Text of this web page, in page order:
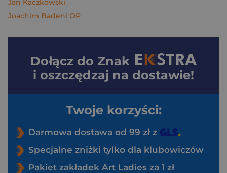
Jan Kaczkowski
Joachim Badeni OP
Dołącz do Znak
i oszczędzaj na dostawie!
Twoje korzyści:
Darmowa dostawa od 99 zł z
Specjalne zniżki tylko dla klubowiczów
Pakiet zakładek Art Ladies za 1 zł